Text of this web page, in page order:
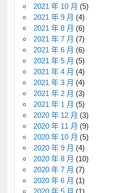
2021 年 10 月 (5)
2021 年 9 月 (4)
2021 年 8 月 (6)
2021 年 7 月 (7)
2021 年 6 月 (6)
2021 年 5 月 (5)
2021 年 4 月 (4)
2021 年 3 月 (4)
2021 年 2 月 (3)
2021 年 1 月 (5)
2020 年 12 月 (3)
2020 年 11 月 (9)
2020 年 10 月 (5)
2020 年 9 月 (4)
2020 年 8 月 (10)
2020 年 7 月 (7)
2020 年 6 月 (1)
2020 年 5 月 (1)